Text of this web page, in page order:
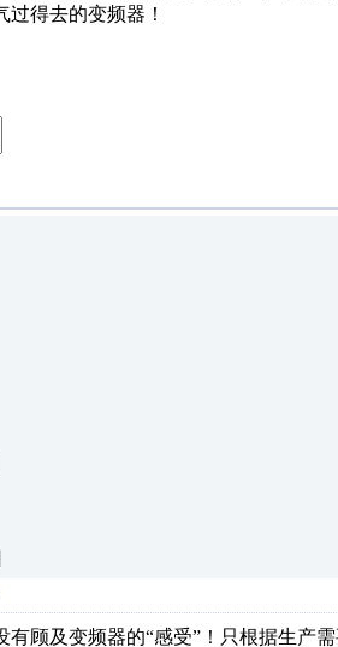
低，名气过得去的变频
有顾及变频器的“感受”！只根据生产